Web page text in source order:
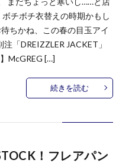
チボチ衣替えの時期かもし
ちかね、この春の目玉アイ
「DREIZZLER JACKET」
McGREG […]
続きを読む
！フレアパン